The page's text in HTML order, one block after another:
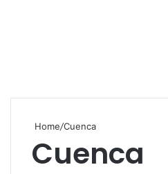
Home/Cuenca
Cuenca